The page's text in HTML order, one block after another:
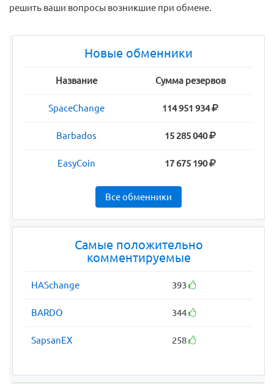
решить ваши вопросы возникшие при обмене.
Новые обменники
Название Сумма резервов
SpaceChange 114 951 934
Barbados 15 285 040
EasyCoin 17 675 190
Все обменники
Самые положительно
комментируемые
HASchange 393
BARDO 344
SapsanEX 258